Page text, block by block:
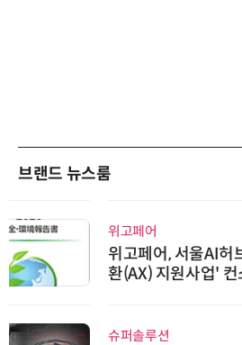
브랜드 뉴스룸
위고페어
위고페어, 서울AI허브 '2026 AI 전
환(AX) 지원사업' 컨소시엄 선정
슈퍼솔루션